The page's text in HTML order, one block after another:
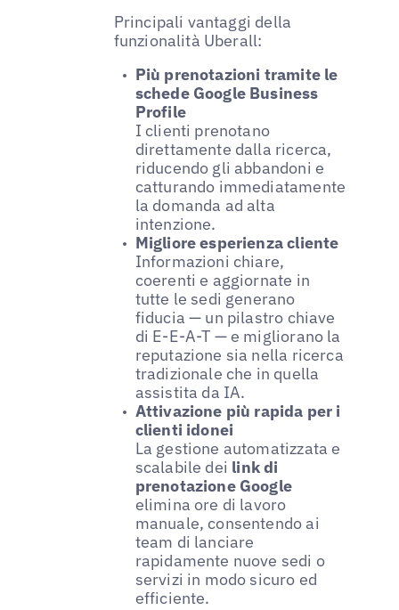
Principali vantaggi della
funzionalità Uberall:
Più prenotazioni tramite le
schede Google Business
Profile
I clienti prenotano
direttamente dalla ricerca,
riducendo gli abbandoni e
catturando immediatamente
la domanda ad alta
intenzione.
Migliore esperienza cliente
Informazioni chiare,
coerenti e aggiornate in
tutte le sedi generano
fiducia — un pilastro chiave
di E-E-A-T — e migliorano la
reputazione sia nella ricerca
tradizionale che in quella
assistita da IA.
Attivazione più rapida per i
clienti idonei
La gestione automatizzata e
scalabile dei link di
prenotazione Google
elimina ore di lavoro
manuale, consentendo ai
team di lanciare
rapidamente nuove sedi o
servizi in modo sicuro ed
efficiente.